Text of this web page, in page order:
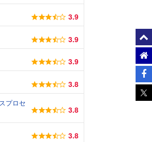
3.9
3.9
3.9
3.8
プロセ
3.8
3.8